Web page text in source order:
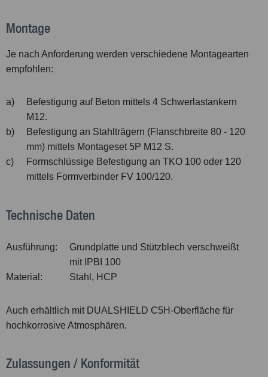
Montage
Je nach Anforderung werden verschiedene Montagearten
empfohlen:
a)
Befestigung auf Beton mittels 4 Schwerlastankern
M12.
b)
Befestigung an Stahlträgern (Flanschbreite 80 - 120
mm) mittels Montageset 5P M12 S.
c)
Formschlüssige Befestigung an TKO 100 oder 120
mittels Formverbinder FV 100/120.
Technische Daten
Ausführung:
Grundplatte und Stützblech verschweißt
mit IPBI 100
Material:
Stahl, HCP
Auch erhältlich mit DUALSHIELD C5H-Oberfläche für
hochkorrosive Atmosphären.
Zulassungen / Konformität